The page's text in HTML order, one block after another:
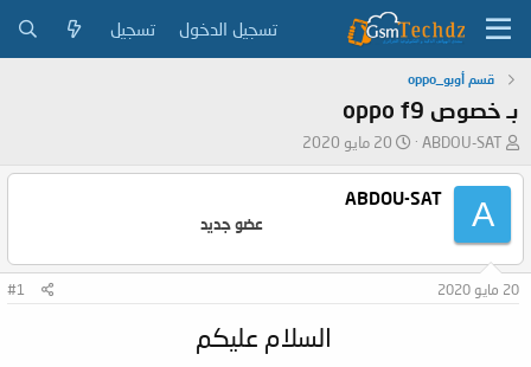
تسجيل الدخول تسجيل
قسم أوبو_oppo
بـ خصوص oppo f9
ب
د
ل
م
و
ABDOU-SAT
ت
ي
ل
20 مايو 2020
A
ABDOU-SAT
عضو جديد
20 مايو 2020 #1
السلام عليكم